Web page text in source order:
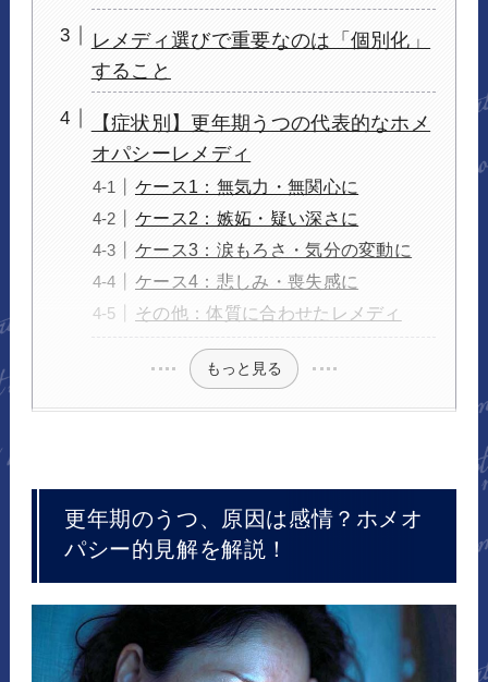
レメディ選びで重要なのは「個別化」
すること
【症状別】更年期うつの代表的なホメ
オパシーレメディ
ケース1：無気力・無関心に
ケース2：嫉妬・疑い深さに
ケース3：涙もろさ・気分の変動に
ケース4：悲しみ・喪失感に
その他：体質に合わせたレメディ
もっと見る
更年期のうつ、原因は感情？ホメオ
パシー的見解を解説！